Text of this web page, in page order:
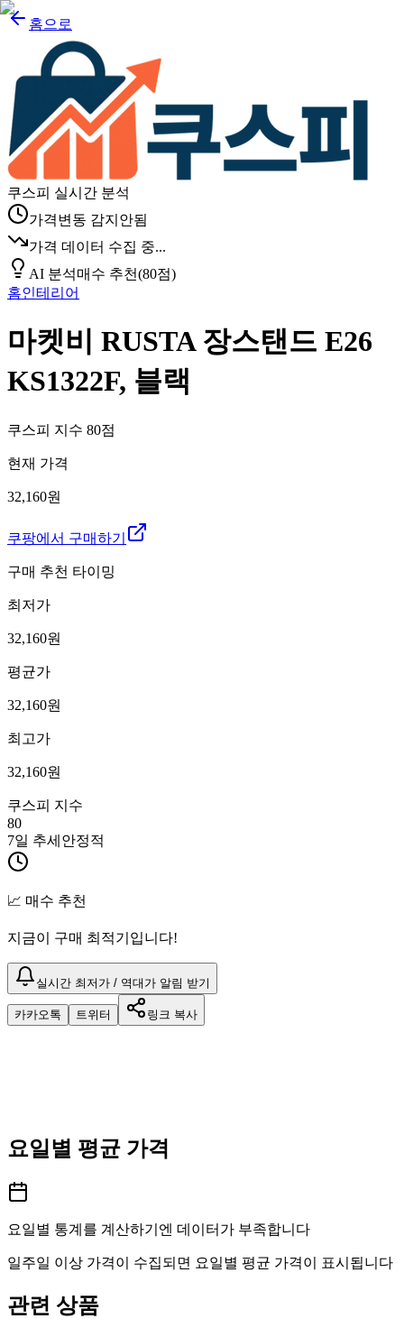
홈으로
쿠스피 실시간 분석
가격변동 감지안됨
가격 데이터 수집 중...
AI 분석매수 추천(80점)
홈인테리어
마켓비 RUSTA 장스탠드 E26
KS1322F, 블랙
쿠스피 지수 80점
현재 가격
32,160원
쿠팡에서 구매하기
구매 추천 타이밍
최저가
32,160원
평균가
32,160원
최고가
32,160원
쿠스피 지수
80
7일 추세 안정적
📈 매수 추천
지금이 구매 최적기입니다!
실시간 최저가 / 역대가 알림 받기
카카오톡 트위터 링크 복사
요일별 평균 가격
요일별 통계를 계산하기엔 데이터가 부족합니다
일주일 이상 가격이 수집되면 요일별 평균 가격이 표시됩니다
관련 상품